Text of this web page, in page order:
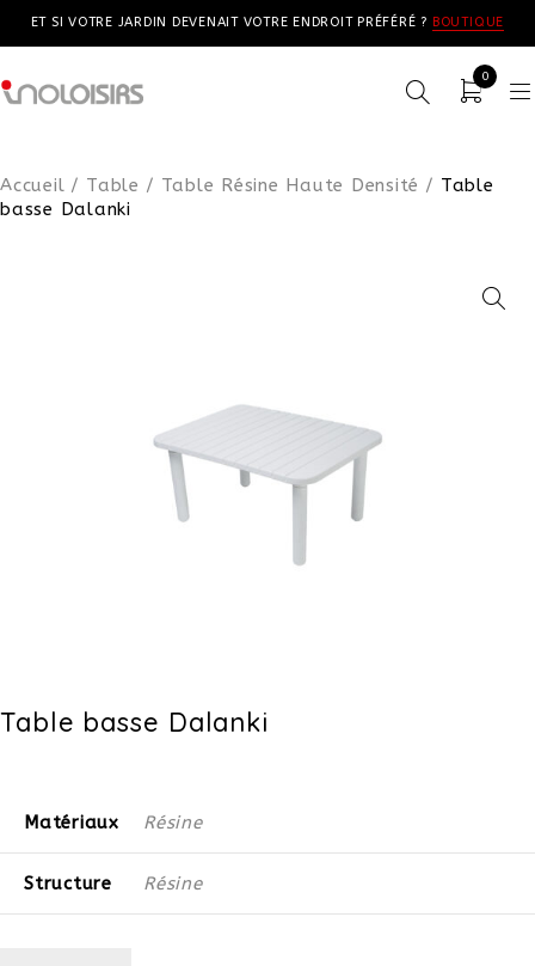
ET SI VOTRE JARDIN DEVENAIT VOTRE ENDROIT PRÉFÉRÉ ? BOUTIQUE
0
Accueil / Table / Table Résine Haute Densité / Table
basse Dalanki
Table basse Dalanki
Matériaux Résine
Structure Résine